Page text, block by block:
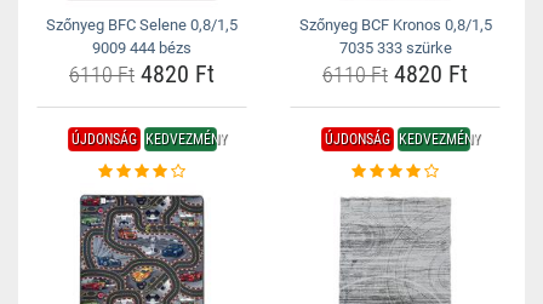
Szőnyeg BFC Selene 0,8/1,5
9009 444 bézs
6110 Ft 4820 Ft
Szőnyeg BCF Kronos 0,8/1,5
7035 333 szürke
6110 Ft 4820 Ft
ÚJDONSÁG KEDVEZMÉNY ÚJDONSÁG KEDVEZMÉNY